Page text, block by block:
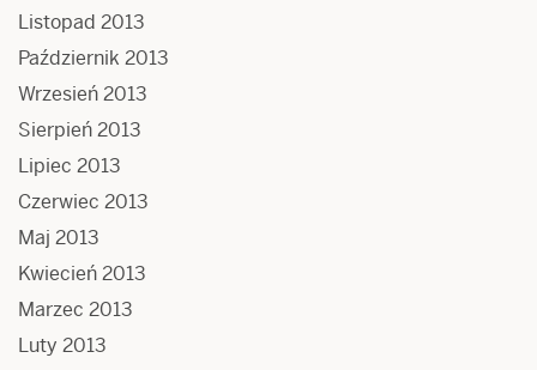
Listopad 2013
Październik 2013
Wrzesień 2013
Sierpień 2013
Lipiec 2013
Czerwiec 2013
Maj 2013
Kwiecień 2013
Marzec 2013
Luty 2013